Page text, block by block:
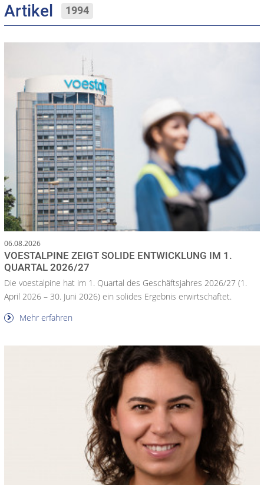
Artikel 1994
06.08.2026
VOESTALPINE ZEIGT SOLIDE ENTWICKLUNG IM 1.
QUARTAL 2026/27
Die voestalpine hat im 1. Quartal des Geschäftsjahres 2026/27 (1.
April 2026 – 30. Juni 2026) ein solides Ergebnis erwirtschaftet.
Mehr erfahren